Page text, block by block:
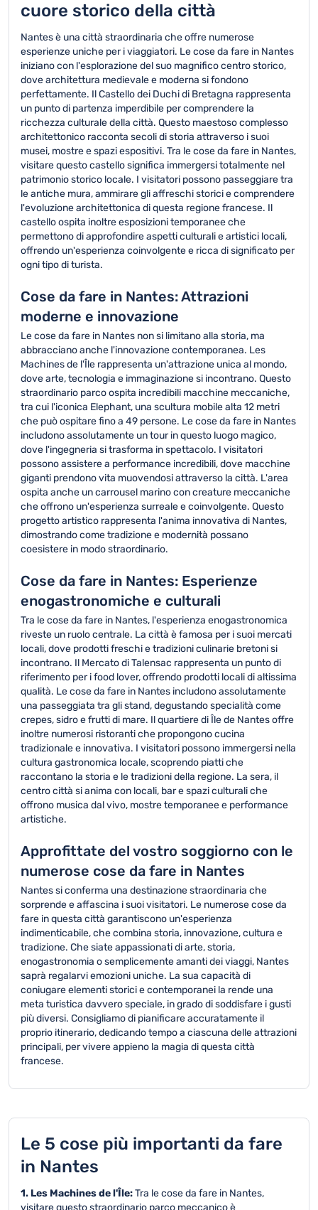
cuore storico della città
Nantes è una città straordinaria che offre numerose
esperienze uniche per i viaggiatori. Le cose da fare in Nantes
iniziano con l'esplorazione del suo magnifico centro storico,
dove architettura medievale e moderna si fondono
perfettamente. Il Castello dei Duchi di Bretagna rappresenta
un punto di partenza imperdibile per comprendere la
ricchezza culturale della città. Questo maestoso complesso
architettonico racconta secoli di storia attraverso i suoi
musei, mostre e spazi espositivi. Tra le cose da fare in Nantes,
visitare questo castello significa immergersi totalmente nel
patrimonio storico locale. I visitatori possono passeggiare tra
le antiche mura, ammirare gli affreschi storici e comprendere
l'evoluzione architettonica di questa regione francese. Il
castello ospita inoltre esposizioni temporanee che
permettono di approfondire aspetti culturali e artistici locali,
offrendo un'esperienza coinvolgente e ricca di significato per
ogni tipo di turista.
Cose da fare in Nantes: Attrazioni
moderne e innovazione
Le cose da fare in Nantes non si limitano alla storia, ma
abbracciano anche l'innovazione contemporanea. Les
Machines de l'Île rappresenta un'attrazione unica al mondo,
dove arte, tecnologia e immaginazione si incontrano. Questo
straordinario parco ospita incredibili macchine meccaniche,
tra cui l'iconica Elephant, una scultura mobile alta 12 metri
che può ospitare fino a 49 persone. Le cose da fare in Nantes
includono assolutamente un tour in questo luogo magico,
dove l'ingegneria si trasforma in spettacolo. I visitatori
possono assistere a performance incredibili, dove macchine
giganti prendono vita muovendosi attraverso la città. L'area
ospita anche un carrousel marino con creature meccaniche
che offrono un'esperienza surreale e coinvolgente. Questo
progetto artistico rappresenta l'anima innovativa di Nantes,
dimostrando come tradizione e modernità possano
coesistere in modo straordinario.
Cose da fare in Nantes: Esperienze
enogastronomiche e culturali
Tra le cose da fare in Nantes, l'esperienza enogastronomica
riveste un ruolo centrale. La città è famosa per i suoi mercati
locali, dove prodotti freschi e tradizioni culinarie bretoni si
incontrano. Il Mercato di Talensac rappresenta un punto di
riferimento per i food lover, offrendo prodotti locali di altissima
qualità. Le cose da fare in Nantes includono assolutamente
una passeggiata tra gli stand, degustando specialità come
crepes, sidro e frutti di mare. Il quartiere di Île de Nantes offre
inoltre numerosi ristoranti che propongono cucina
tradizionale e innovativa. I visitatori possono immergersi nella
cultura gastronomica locale, scoprendo piatti che
raccontano la storia e le tradizioni della regione. La sera, il
centro città si anima con locali, bar e spazi culturali che
offrono musica dal vivo, mostre temporanee e performance
artistiche.
Approfittate del vostro soggiorno con le
numerose cose da fare in Nantes
Nantes si conferma una destinazione straordinaria che
sorprende e affascina i suoi visitatori. Le numerose cose da
fare in questa città garantiscono un'esperienza
indimenticabile, che combina storia, innovazione, cultura e
tradizione. Che siate appassionati di arte, storia,
enogastronomia o semplicemente amanti dei viaggi, Nantes
saprà regalarvi emozioni uniche. La sua capacità di
coniugare elementi storici e contemporanei la rende una
meta turistica davvero speciale, in grado di soddisfare i gusti
più diversi. Consigliamo di pianificare accuratamente il
proprio itinerario, dedicando tempo a ciascuna delle attrazioni
principali, per vivere appieno la magia di questa città
francese.
Le 5 cose più importanti da fare
in Nantes
1. Les Machines de l'Île:Tra le cose da fare in Nantes,
visitare questo straordinario parco meccanico è